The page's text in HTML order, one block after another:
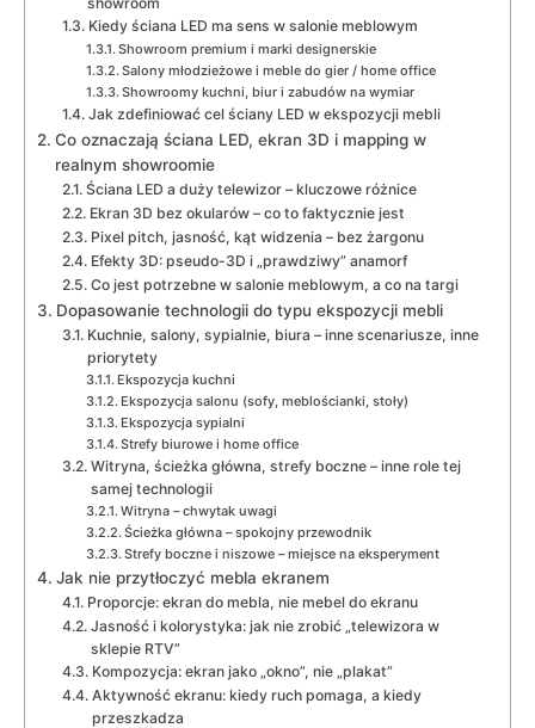
Kiedy ściana LED ma sens w salonie meblowym
Showroom premium i marki designerskie
Salony młodzieżowe i meble do gier / home office
Showroomy kuchni, biur i zabudów na wymiar
Jak zdefiniować cel ściany LED w ekspozycji mebli
Co oznaczają ściana LED, ekran 3D i mapping w
realnym showroomie
Ściana LED a duży telewizor – kluczowe różnice
Ekran 3D bez okularów – co to faktycznie jest
Pixel pitch, jasność, kąt widzenia – bez żargonu
Efekty 3D: pseudo-3D i „prawdziwy” anamorf
Co jest potrzebne w salonie meblowym, a co na targi
Dopasowanie technologii do typu ekspozycji mebli
Kuchnie, salony, sypialnie, biura – inne scenariusze, inne
priorytety
Ekspozycja kuchni
Ekspozycja salonu (sofy, meblościanki, stoły)
Ekspozycja sypialni
Strefy biurowe i home office
Witryna, ścieżka główna, strefy boczne – inne role tej
samej technologii
Witryna – chwytak uwagi
Ścieżka główna – spokojny przewodnik
Strefy boczne i niszowe – miejsce na eksperyment
Jak nie przytłoczyć mebla ekranem
Proporcje: ekran do mebla, nie mebel do ekranu
Jasność i kolorystyka: jak nie zrobić „telewizora w
sklepie RTV”
Kompozycja: ekran jako „okno”, nie „plakat”
Aktywność ekranu: kiedy ruch pomaga, a kiedy
przeszkadza